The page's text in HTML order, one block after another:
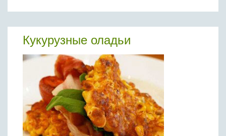
Кукурузные оладьи